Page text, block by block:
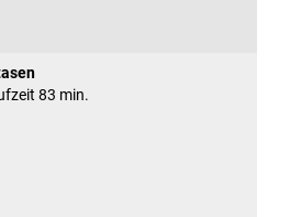
83 min.